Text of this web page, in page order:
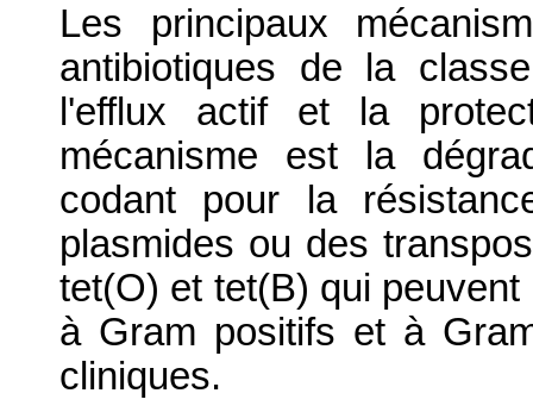
Les principaux
antibiotiques de la
l'efflux actif et la
mécanisme est la
codant pour la
plasmides ou des
tet(O) et tet(B) qui
à Gram positifs et à
cliniques.